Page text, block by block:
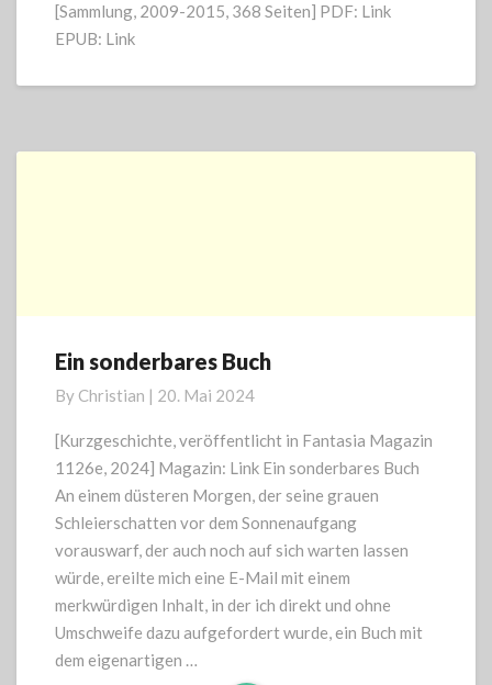
[Sammlung, 2009-2015, 368 Seiten] PDF: Link
EPUB: Link
Ein
Buch
Ein sonderbares Buch
By Christian | 20. Mai 2024
[Kurzgeschichte, veröffentlicht in Fantasia Magazin
1126e, 2024] Magazin: Link Ein sonderbares Buch
An einem düsteren Morgen, der seine grauen
Schleierschatten vor dem Sonnenaufgang
vorauswarf, der auch noch auf sich warten lassen
würde, ereilte mich eine E-Mail mit einem
merkwürdigen Inhalt, in der ich direkt und ohne
Umschweife dazu aufgefordert wurde, ein Buch mit
dem eigenartigen …